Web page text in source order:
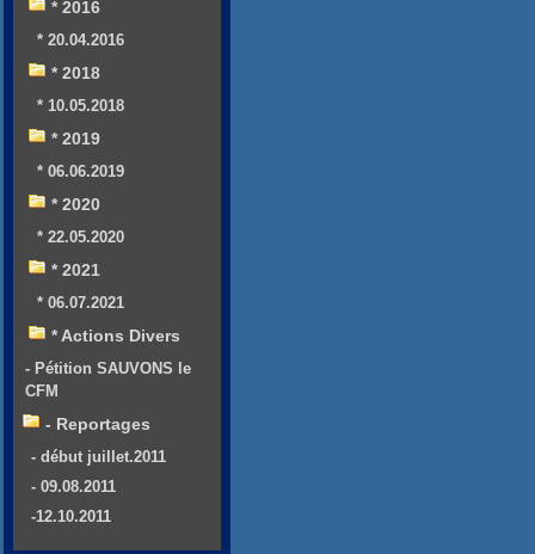
* 2016
* 20.04.2016
* 2018
* 10.05.2018
* 2019
* 06.06.2019
* 2020
* 22.05.2020
* 2021
* 06.07.2021
* Actions Divers
- Pétition SAUVONS le
CFM
- Reportages
- début juillet.2011
- 09.08.2011
-12.10.2011